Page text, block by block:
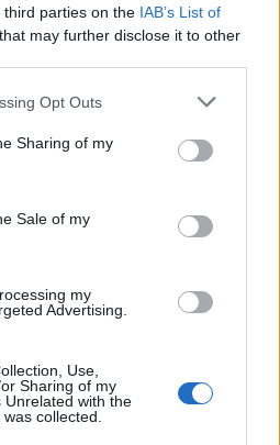
parties on the IAB’s List of
that may further disclose it to other
Opt Outs
Sharing of my
Sale of my
my
Advertising.
Use,
Sharing of my
Unrelated with the
collected.
stesso progetto - The Water
e The Dream Key, in
che affronta la vita in modo
è il messaggio che vuole
le paure individuali e
le incertezze e i dubbi". “Il mio
messaggio positivo di speranza,
di realizzare i nostri sogni e tutti
per farlo".